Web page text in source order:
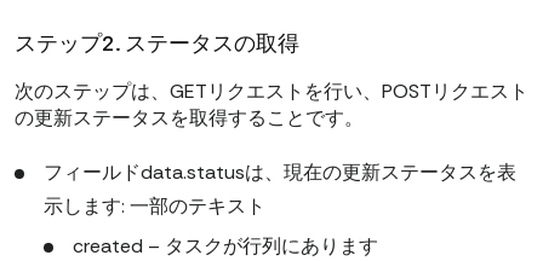
ステップ2. ステータスの取得
次のステップは、GETリクエストを行い、POSTリクエスト
の更新ステータスを取得することです。
フィールドdata.statusは、現在の更新ステータスを表
示します: 一部のテキスト
created – タスクが行列にあります